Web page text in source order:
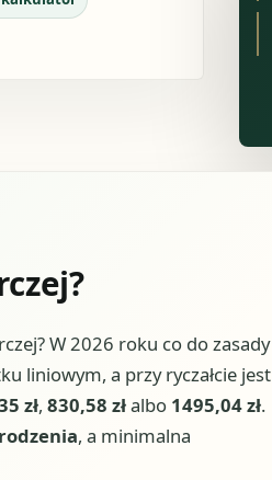
W 2026 roku co do zasady
liniowym, a przy ryczałcie jest
zł, 830,58 złalbo 1495,04 zł.
, a minimalna